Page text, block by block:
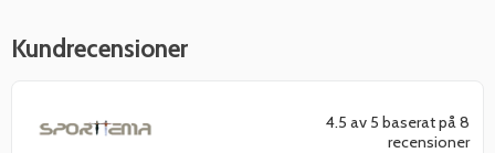
Kundrecensioner
4.5 av 5 baserat på 8
recensioner